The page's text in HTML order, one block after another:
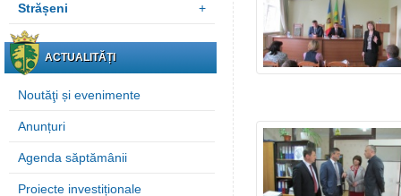
Strășeni
+
ACTUALITĂȚI
Noutăţi și evenimente
Anunțuri
Agenda săptămânii
Proiecte investiționale